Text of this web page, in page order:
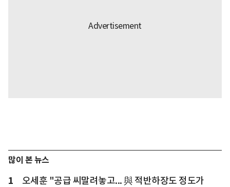
많이 본 뉴스
1
오세훈 "공급 씨말려놓고... 與 적반하장도 정도가